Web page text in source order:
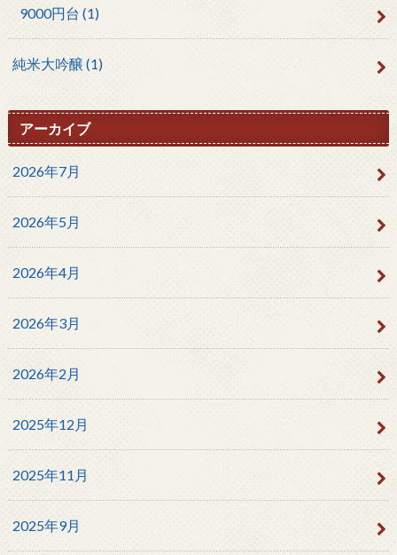
9000円台 (1)
純米大吟醸 (1)
アーカイブ
2026年7月
2026年5月
2026年4月
2026年3月
2026年2月
2025年12月
2025年11月
2025年9月